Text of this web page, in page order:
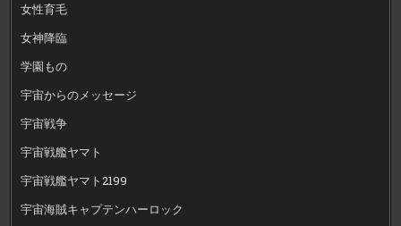
女性育毛
女神降臨
学園もの
宇宙からのメッセージ
宇宙戦争
宇宙戦艦ヤマト
宇宙戦艦ヤマト2199
宇宙海賊キャプテンハーロック